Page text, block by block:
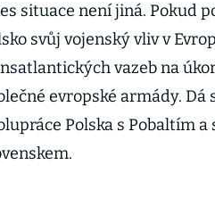
situace není jiná. Pokud
svůj vojenský vliv v
vazeb na
evropské armády. Dá
Polska s Pobaltím